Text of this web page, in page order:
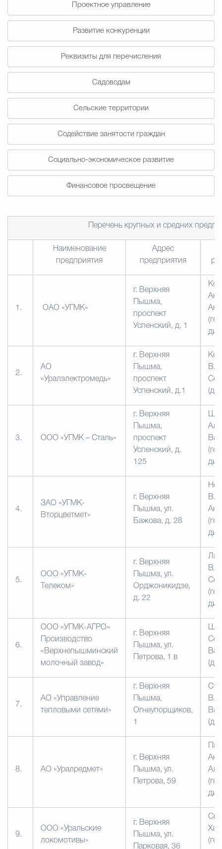
Проектное управление
Развитие конкуренции
Реквизиты для перечисления
Садоводам
Сельские территории
Содействие занятости граждан
Социально-экономическое развитие
Финансовое просвещение
Перечень крупных и средних
Наименование
предприятия
Адрес
предприятия
1. ОАО «УГМК»
г. Верхняя
Пышма,
проспект
Успенский, д. 1
2.
АО
«Уралэлектромедь»
г. Верхняя
Пышма,
проспект
Успенский, д.1
3. ООО «УГМК – Сталь»
г. Верхняя
Пышма,
проспект
Успенский, д.
125
4.
ЗАО «УГМК-
Вторцветмет»
г. Верхняя
Пышма, ул.
Бажова, д. 28
5.
ООО «УГМК-
Телеком»
г. Верхняя
Пышма, ул.
Орджоникидзе,
д. 22
6.
ООО «УГМК-АГРО»
Производство
«Верхнепышминский
молочный завод»
г. Верхняя
Пышма, ул.
Петрова, 1 в
7.
АО «Управление
тепловыми сетями»
г. Верхняя
Пышма,
Огнеупорщиков,
1
8. АО «Уралредмет»
г. Верхняя
Пышма, ул.
Петрова, 59
9.
ООО «Уральские
локомотивы»
г. Верхняя
Пышма, ул.
Парковая, 36